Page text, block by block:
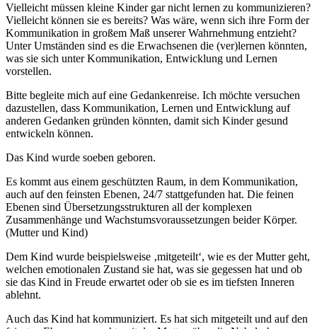
Vielleicht müssen kleine Kinder gar nicht lernen zu kommunizieren?
Vielleicht können sie es bereits? Was wäre, wenn sich ihre Form der
Kommunikation in großem Maß unserer Wahrnehmung entzieht?
Unter Umständen sind es die Erwachsenen die (ver)lernen könnten,
was sie sich unter Kommunikation, Entwicklung und Lernen
vorstellen.
Bitte begleite mich auf eine Gedankenreise. Ich möchte versuchen
dazustellen, dass Kommunikation, Lernen und Entwicklung auf
anderen Gedanken gründen könnten, damit sich Kinder gesund
entwickeln können.
Das Kind wurde soeben geboren.
Es kommt aus einem geschützten Raum, in dem Kommunikation,
auch auf den feinsten Ebenen, 24/7 stattgefunden hat. Die feinen
Ebenen sind Übersetzungsstrukturen all der komplexen
Zusammenhänge und Wachstumsvoraussetzungen beider Körper.
(Mutter und Kind)
Dem Kind wurde beispielsweise ‚mitgeteilt‘, wie es der Mutter geht,
welchen emotionalen Zustand sie hat, was sie gegessen hat und ob
sie das Kind in Freude erwartet oder ob sie es im tiefsten Inneren
ablehnt.
Auch das Kind hat kommuniziert. Es hat sich mitgeteilt und auf den